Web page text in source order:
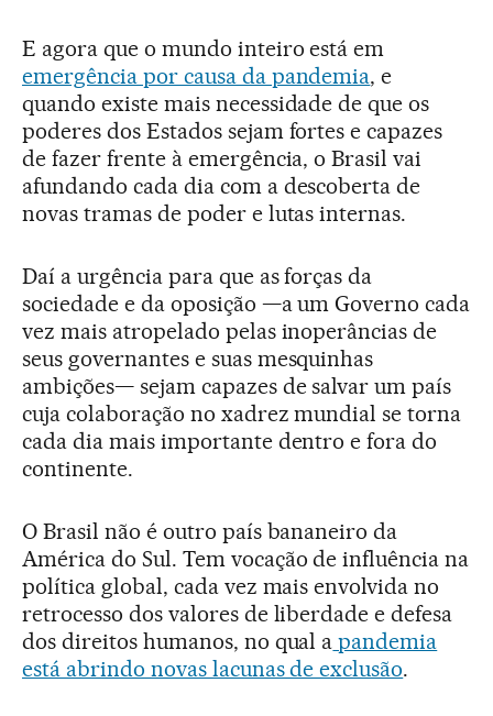
E agora que o mundo inteiro está em
emergência por causa da pandemia, e
quando existe mais necessidade de que os
poderes dos Estados sejam fortes e capazes
de fazer frente à emergência, o Brasil vai
afundando cada dia com a descoberta de
novas tramas de poder e lutas internas.
Daí a urgência para que as forças da
sociedade e da oposição —a um Governo cada
vez mais atropelado pelas inoperâncias de
seus governantes e suas mesquinhas
ambições— sejam capazes de salvar um país
cuja colaboração no xadrez mundial se torna
cada dia mais importante dentro e fora do
continente.
O Brasil não é outro país bananeiro da
América do Sul. Tem vocação de influência na
política global, cada vez mais envolvida no
retrocesso dos valores de liberdade e defesa
dos direitos humanos, no qual a pandemia
está abrindo novas lacunas de exclusão.